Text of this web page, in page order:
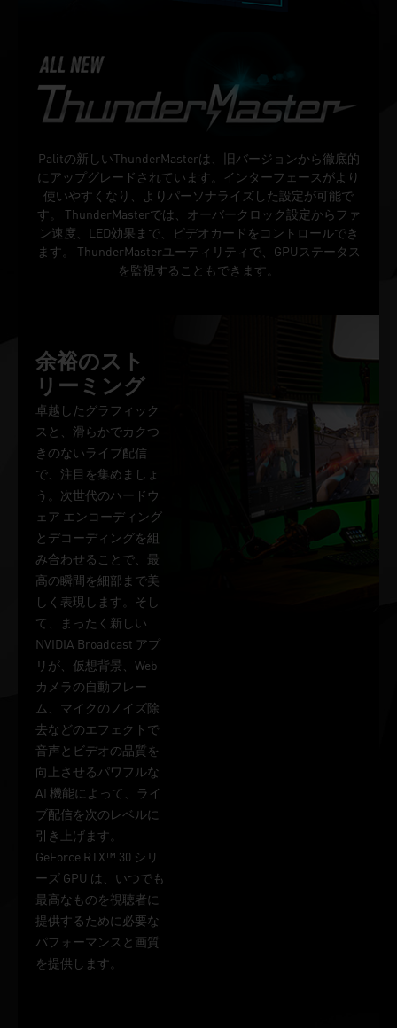
Palitの新しいThunderMasterは、旧バージョンから徹底的
にアップグレードされています。インターフェースがより
使いやすくなり、よりパーソナライズした設定が可能で
す。 ThunderMasterでは、オーバークロック設定からファ
ン速度、LED効果まで、ビデオカードをコントロールでき
ます。 ThunderMasterユーティリティで、GPUステータス
を監視することもできます。
余裕のスト
リーミング
卓越したグラフィック
スと、滑らかでカクつ
きのないライブ配信
で、注目を集めましょ
う。次世代のハードウ
ェア エンコーディング
とデコーディングを組
み合わせることで、最
高の瞬間を細部まで美
しく表現します。そし
て、まったく新しい
NVIDIA Broadcast アプ
リが、仮想背景、Web
カメラの自動フレー
ム、マイクのノイズ除
去などのエフェクトで
音声とビデオの品質を
向上させるパワフルな
AI 機能によって、ライ
ブ配信を次のレベルに
引き上げます。
GeForce RTX™ 30 シリ
ーズ GPU は、いつでも
最高なものを視聴者に
提供するために必要な
パフォーマンスと画質
を提供します。